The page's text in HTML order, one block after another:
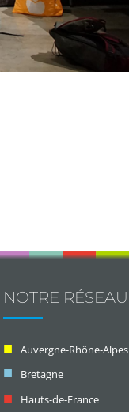
NOTRE RÉSEAU
Auvergne-Rhône-Alpes
Bretagne
Hauts-de-France